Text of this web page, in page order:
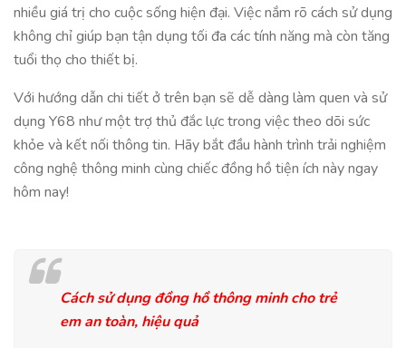
nhiều giá trị cho cuộc sống hiện đại. Việc nắm rõ cách sử dụng
không chỉ giúp bạn tận dụng tối đa các tính năng mà còn tăng
tuổi thọ cho thiết bị.
Với hướng dẫn chi tiết ở trên bạn sẽ dễ dàng làm quen và sử
dụng Y68 như một trợ thủ đắc lực trong việc theo dõi sức
khỏe và kết nối thông tin. Hãy bắt đầu hành trình trải nghiệm
công nghệ thông minh cùng chiếc đồng hồ tiện ích này ngay
hôm nay!
Cách sử dụng đồng hồ thông minh cho trẻ
em an toàn, hiệu quả